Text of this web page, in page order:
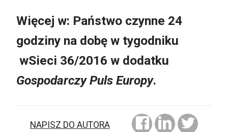
Więcej w: Państwo czynne 24
godziny na dobę w tygodniku
wSieci 36/2016 w dodatku
Gospodarczy Puls Europy.
NAPISZ DO AUTORA